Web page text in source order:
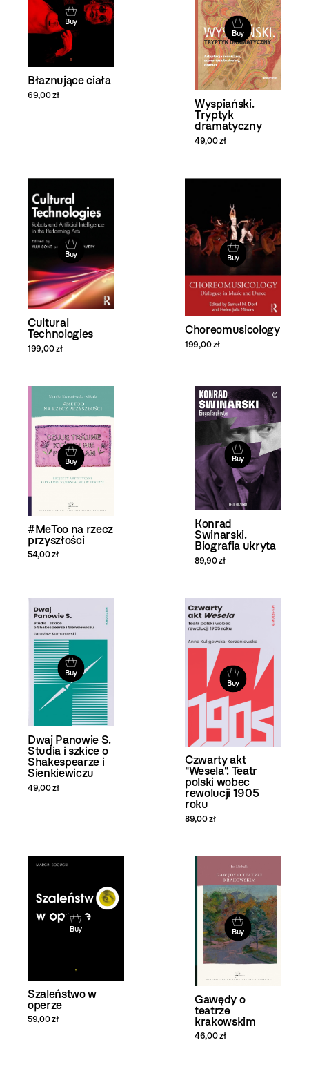
Buy
Błaznujące ciała
69,00 zł
Buy
Wyspiański.
Tryptyk
dramatyczny
49,00 zł
Buy
Cultural
Technologies
199,00 zł
Buy
Choreomusicology
199,00 zł
Buy
#MeToo na rzecz
przyszłości
54,00 zł
Buy
Konrad
Swinarski.
Biografia ukryta
89,90 zł
Buy
Dwaj Panowie S.
Studia i szkice o
Shakespearze i
Sienkiewiczu
49,00 zł
Buy
Czwarty akt
"Wesela". Teatr
polski wobec
rewolucji 1905
roku
89,00 zł
Buy
Szaleństwo w
operze
59,00 zł
Buy
Gawędy o
teatrze
krakowskim
46,00 zł